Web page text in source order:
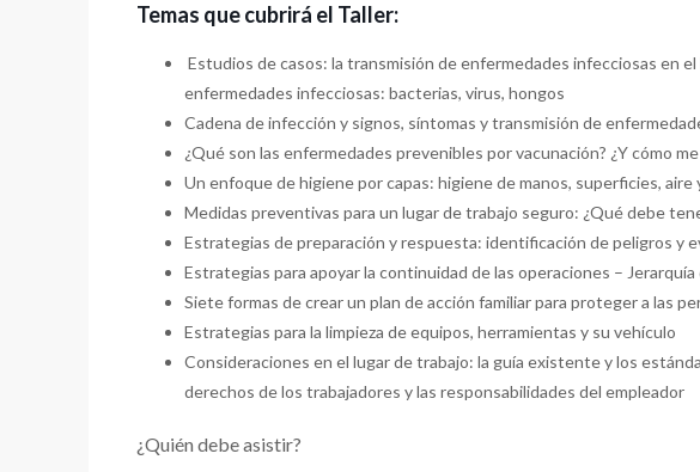
Temas que cubrirá el Taller:
Estudios de casos: la transmisión de enfermedades infecciosas en
enfermedades infecciosas: bacterias, virus, hongos
Cadena de infección y signos, síntomas y transmisión de
¿Qué son las enfermedades prevenibles por vacunación? ¿Y cómo
Un enfoque de higiene por capas: higiene de manos, superficies, aire
Medidas preventivas para un lugar de trabajo seguro: ¿Qué debe
Estrategias de preparación y respuesta: identificación de peligros y
Estrategias para apoyar la continuidad de las operaciones –
Siete formas de crear un plan de acción familiar para proteger a las
Estrategias para la limpieza de equipos, herramientas y su vehículo
Consideraciones en el lugar de trabajo: la guía existente y los
derechos de los trabajadores y las responsabilidades del empleador
¿Quién debe asistir?